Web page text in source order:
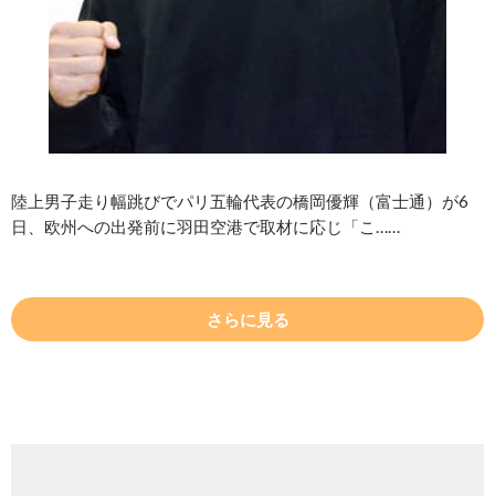
陸上男子走り幅跳びでパリ五輪代表の橋岡優輝（富士通）が6
日、欧州への出発前に羽田空港で取材に応じ「こ……
さらに見る